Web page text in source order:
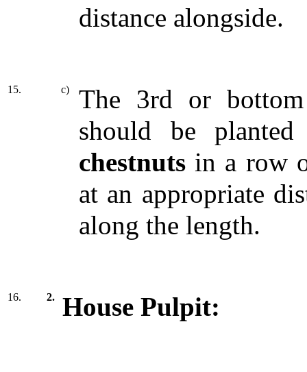
distance alongside.
15. c)
The 3rd or
should be
chestnuts in a row
at an appropriate
along the length.
16. 2. House Pulpit: